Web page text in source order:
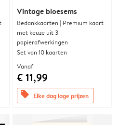
Vintage bloesems
Bedankkaarten | Premium kaart
met keuze uit 3
papierafwerkingen
Set van 10 kaarten
Vanaf
€ 11,99
offers Elke dag lage prijzen